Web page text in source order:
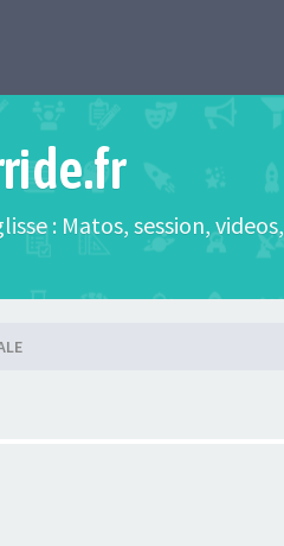
: Matos, session,